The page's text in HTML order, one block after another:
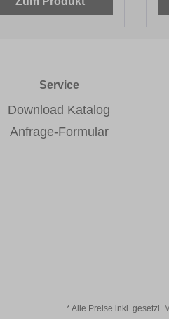
Service
Download Katalog
Anfrage-Formular
* Alle Preise inkl. gesetzl.